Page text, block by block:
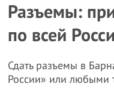
Разъемы:
по всей
Сдать разъемы в
России» или любыми